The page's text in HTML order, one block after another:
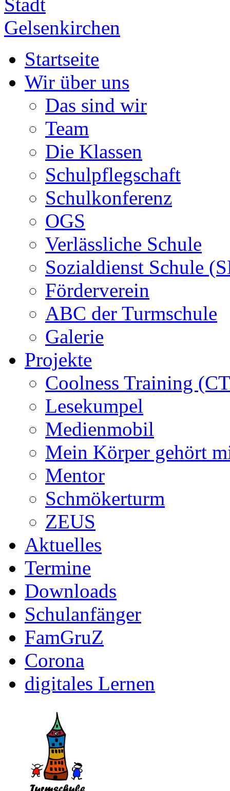
Startseite
Wir über uns
Das sind wir
Team
Die Klassen
Schulpflegschaft
Schulkonferenz
OGS
Verlässliche Schule
Sozialdienst Schule
Förderverein
ABC der Turmschule
Galerie
Projekte
Coolness Training
Lesekumpel
Medienmobil
Mein Körper gehört
Mentor
Schmökerturm
ZEUS
Aktuelles
Termine
Downloads
Schulanfänger
FamGruZ
Corona
digitales Lernen